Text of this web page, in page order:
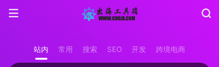
站内 常用 搜索 SEO 开发 跨境电商